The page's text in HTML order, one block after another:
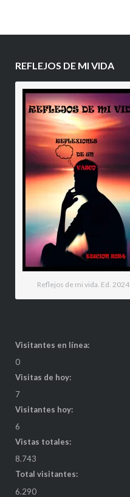
REFLEJOS DE MI VIDA
Reflejos de mi vida. Ed. 2024
Visitantes en línea:
0
Visitas de hoy:
7
Visitantes hoy:
6
Vistas totales:
8.743
Total visitantes:
6.290